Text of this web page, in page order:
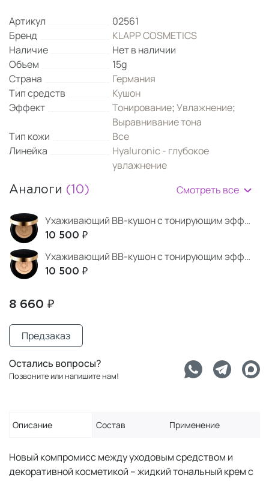
Артикул
02561
Бренд
KLAPP COSMETICS
Наличие
Нет в наличии
Объем
15g
Страна
Германия
Тип средств
Кушон
Эффект
Тонирование;Увлажнение;
Выравнивание тона
Тип кожи
Все
Линейка
Hyaluronic - глубокое
увлажнение
Аналоги (10) Смотреть все
Ухаживающий BB-кушон с тонирующим эффектом тон 02 Beige
10 500 ₽
Ухаживающий BB-кушон с тонирующим эффектом тон 01 Ivory
10 500 ₽
8 660 ₽
Предзаказ
Остались вопросы?
Позвоните или напишите нам!
Описание Состав Применение
Новый компромисс между уходовым средством и
декоративной косметикой – жидкий тональный крем с